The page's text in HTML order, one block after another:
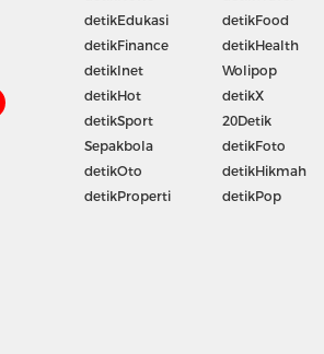
detikEdukasi
detikFinance
detikInet
detikHot
detikSport
Sepakbola
detikOto
detikProperti
detikFood
detikHealth
Wolipop
detikX
20Detik
detikFoto
detikHikmah
detikPop